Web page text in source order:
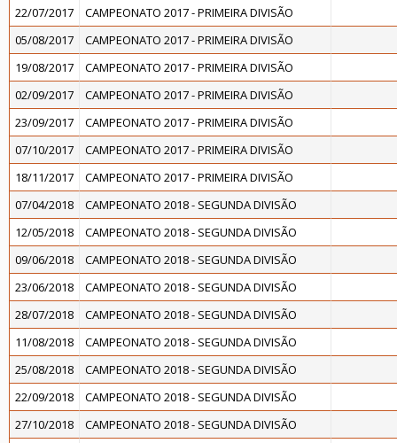
22/07/2017
CAMPEONATO 2017 - PRIMEIRA DIVISÃO
05/08/2017
CAMPEONATO 2017 - PRIMEIRA DIVISÃO
19/08/2017
CAMPEONATO 2017 - PRIMEIRA DIVISÃO
02/09/2017
CAMPEONATO 2017 - PRIMEIRA DIVISÃO
23/09/2017
CAMPEONATO 2017 - PRIMEIRA DIVISÃO
07/10/2017
CAMPEONATO 2017 - PRIMEIRA DIVISÃO
18/11/2017
CAMPEONATO 2017 - PRIMEIRA DIVISÃO
07/04/2018
CAMPEONATO 2018 - SEGUNDA DIVISÃO
12/05/2018
CAMPEONATO 2018 - SEGUNDA DIVISÃO
09/06/2018
CAMPEONATO 2018 - SEGUNDA DIVISÃO
23/06/2018
CAMPEONATO 2018 - SEGUNDA DIVISÃO
28/07/2018
CAMPEONATO 2018 - SEGUNDA DIVISÃO
11/08/2018
CAMPEONATO 2018 - SEGUNDA DIVISÃO
25/08/2018
CAMPEONATO 2018 - SEGUNDA DIVISÃO
22/09/2018
CAMPEONATO 2018 - SEGUNDA DIVISÃO
27/10/2018
CAMPEONATO 2018 - SEGUNDA DIVISÃO